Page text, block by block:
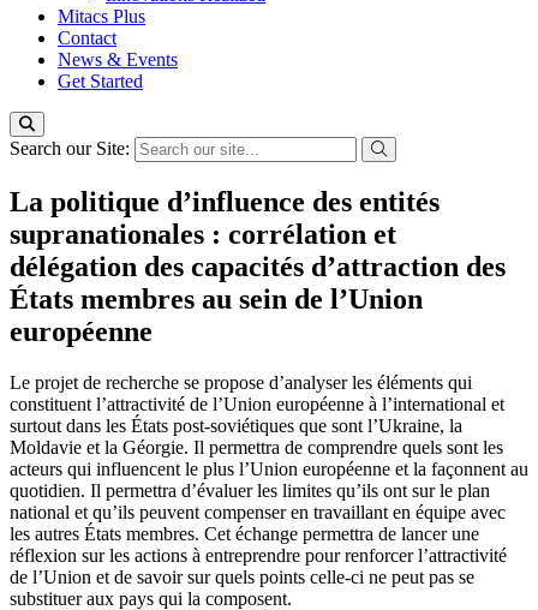
Mitacs Plus
Contact
News & Events
Get Started
Search our Site:
La politique d’influence des entités
supranationales : corrélation et
délégation des capacités d’attraction des
États membres au sein de l’Union
européenne
Le projet de recherche se propose d’analyser les éléments qui
constituent l’attractivité de l’Union européenne à l’international et
surtout dans les États post-soviétiques que sont l’Ukraine, la
Moldavie et la Géorgie. Il permettra de comprendre quels sont les
acteurs qui influencent le plus l’Union européenne et la façonnent au
quotidien. Il permettra d’évaluer les limites qu’ils ont sur le plan
national et qu’ils peuvent compenser en travaillant en équipe avec
les autres États membres. Cet échange permettra de lancer une
réflexion sur les actions à entreprendre pour renforcer l’attractivité
de l’Union et de savoir sur quels points celle-ci ne peut pas se
substituer aux pays qui la composent.